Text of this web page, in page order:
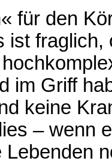
für den
ist
im Griff
keine
– wenn
Lebenden